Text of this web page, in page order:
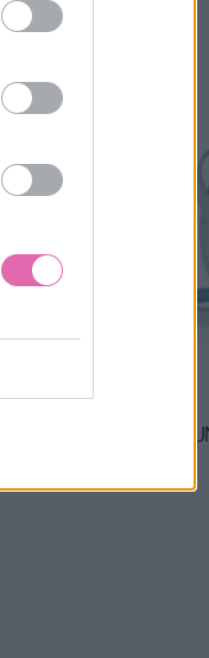
LULU